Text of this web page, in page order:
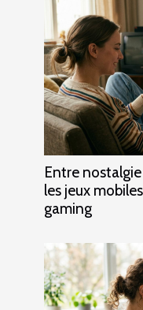
Entre
les jeux
gaming